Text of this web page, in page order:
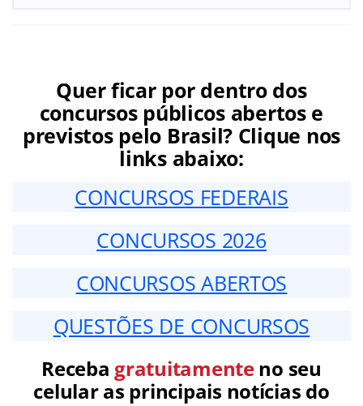
Quer ficar por dentro dos
concursos públicos abertos e
previstos pelo Brasil? Clique nos
links abaixo:
CONCURSOS FEDERAIS
CONCURSOS 2026
CONCURSOS ABERTOS
QUESTÕES DE CONCURSOS
Receba gratuitamenteno seu
celular as principais notícias do